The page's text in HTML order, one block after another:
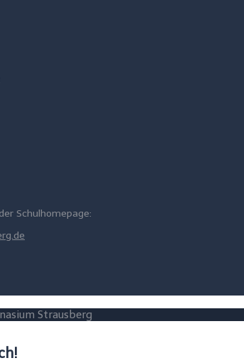
Schulhomepage:
Strausberg